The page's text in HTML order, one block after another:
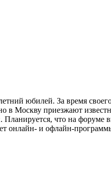
юбилей. За время
в Москву приезжают
Планируется, что на форуме
онлайн- и офлайн-